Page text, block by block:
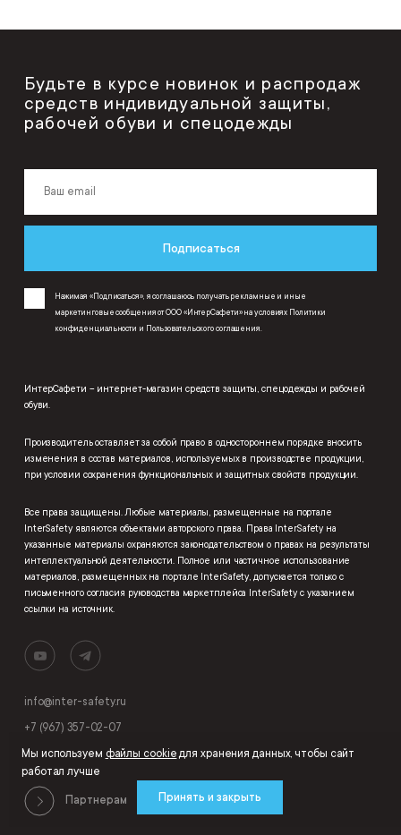
Будьте в курсе новинок и распродаж
средств индивидуальной защиты,
рабочей обуви и спецодежды
Подписаться
Нажимая «Подписаться», я соглашаюсь получать рекламные и иные
маркетинговые сообщения от ООО «ИнтерСафети» на условиях Политики
конфиденциальности и Пользовательского соглашения
ИнтерСафети – интернет-магазин средств защиты, спецодежды и рабочей
обуви.
Производитель оставляет за собой право в одностороннем порядке вносить
изменения в состав материалов, используемых в производстве продукции,
при условии сохранения функциональных и защитных свойств продукции.
Все права защищены. Любые материалы, размещенные на портале
InterSafety являются объектами авторского права. Права InterSafety на
указанные материалы охраняются законодательством о правах на результаты
интеллектуальной деятельности. Полное или частичное использование
материалов, размещенных на портале InterSafety, допускается только с
письменного согласия руководства маркетплейса InterSafety с указанием
ссылки на источник.
info@inter-safety.ru
+7 (967) 357-02-07
Партнерам
Мы используем файлы cookieдля хранения данных, чтобы сайт
работал лучше
Принять и закрыть